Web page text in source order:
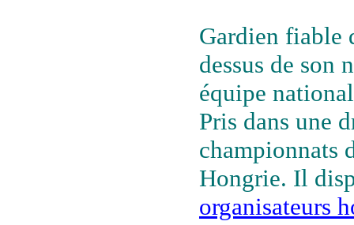
Gardien fiable
dessus de son
équipe
Pris dans une
championnats
Hongrie. Il
organisateurs